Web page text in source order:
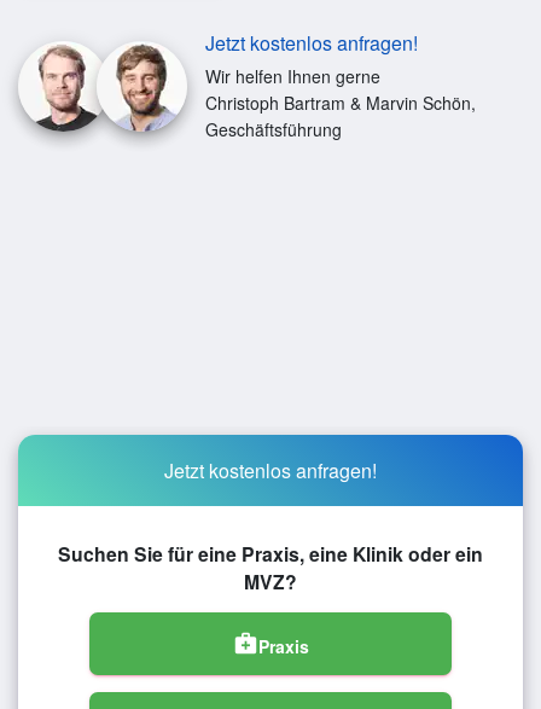
Jetzt kostenlos anfragen!
Wir helfen Ihnen gerne
Christoph Bartram & Marvin Schön,
Geschäftsführung
Jetzt kostenlos anfragen!
Suchen Sie für eine Praxis, eine Klinik oder ein
MVZ?
medical_servicesPraxis